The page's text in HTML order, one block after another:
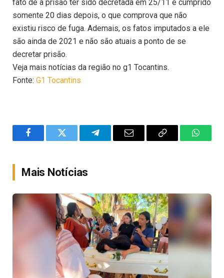
fato de a prisão ter sido decretada em 25/11 e cumprido
somente 20 dias depois, o que comprova que não
existiu risco de fuga. Ademais, os fatos imputados a ele
são ainda de 2021 e não são atuais a ponto de se
decretar prisão.
Veja mais notícias da região no g1 Tocantins.
Fonte: G1 Tocantins
FacebookTwitter TelegramEmail
Copy
Mais Notícias